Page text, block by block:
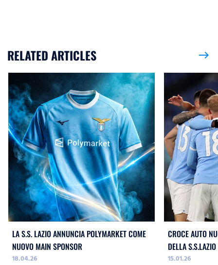
RELATED ARTICLES east
LA S.S. LAZIO ANNUNCIA POLYMARKET COME
NUOVO MAIN SPONSOR
18.04.26
CROCE AUTO
DELLA S.S.LAZIO
15.01.26